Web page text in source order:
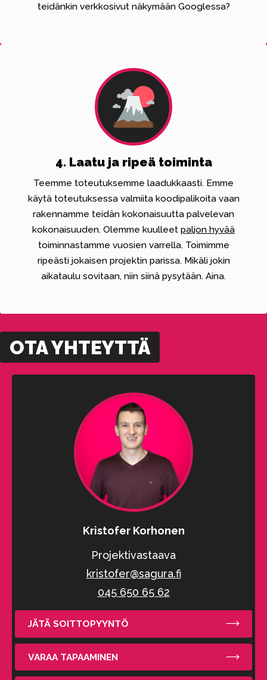
teidänkin verkkosivut näkymään Googlessa?
4. Laatu ja ripeä toiminta
Teemme toteutuksemme laadukkaasti. Emme
käytä toteutuksessa valmiita koodipalikoita vaan
rakennamme teidän kokonaisuutta palvelevan
kokonaisuuden. Olemme kuulleet paljon hyvää
toiminnastamme vuosien varrella. Toimimme
ripeästi jokaisen projektin parissa. Mikäli jokin
aikataulu sovitaan, niin siinä pysytään. Aina.
OTA YHTEYTTÄ
Kristofer Korhonen
Projektivastaava
kristofer@sagura.fi
045 650 65 62
JÄTÄ SOITTOPYYNTÖ
VARAA TAPAAMINEN